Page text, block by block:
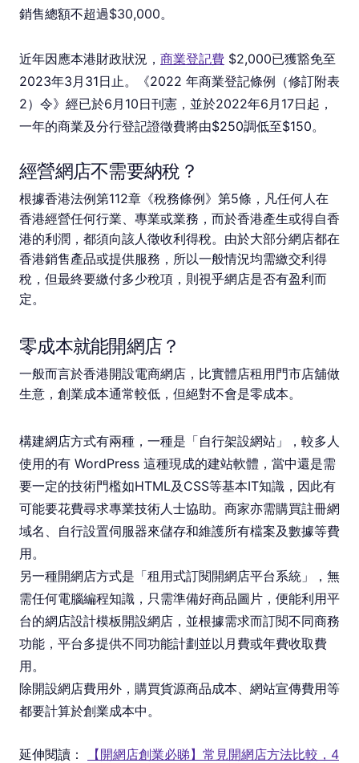
銷售總額不超過$30,000。
近年因應本港財政狀況， 商業登記費 $2,000已獲豁免至
2023年3月31日止。《2022 年商業登記條例（修訂附表
2）令》經已於6月10日刊憲，並於2022年6月17日起，
一年的商業及分行登記證徵費將由$250調低至$150。
經營網店不需要納稅？
根據香港法例第112章《稅務條例》第5條，凡任何人在
香港經營任何行業、專業或業務，而於香港產生或得自香
港的利潤，都須向該人徵收利得稅。由於大部分網店都在
香港銷售產品或提供服務，所以一般情況均需繳交利得
稅，但最終要繳付多少稅項，則視乎網店是否有盈利而
定。
零成本就能開網店？
一般而言於香港開設電商網店，比實體店租用門市店舖做
生意，創業成本通常較低，但絕對不會是零成本。
構建網店方式有兩種，一種是「自行架設網站」，較多人
使用的有 WordPress 這種現成的建站軟體，當中還是需
要一定的技術門檻如HTML及CSS等基本IT知識，因此有
可能要花費尋求專業技術人士協助。商家亦需購買註冊網
域名、自行設置伺服器來儲存和維護所有檔案及數據等費
用。
另一種開網店方式是「租用式訂閱開網店平台系統」，無
需任何電腦編程知識，只需準備好商品圖片，便能利用平
台的網店設計模板開設網店，並根據需求而訂閱不同商務
功能，平台多提供不同功能計劃並以月費或年費收取費
用。
除開設網店費用外，購買貨源商品成本、網站宣傳費用等
都要計算於創業成本中。
延伸閱讀： 【開網店創業必睇】常見開網店方法比較，4